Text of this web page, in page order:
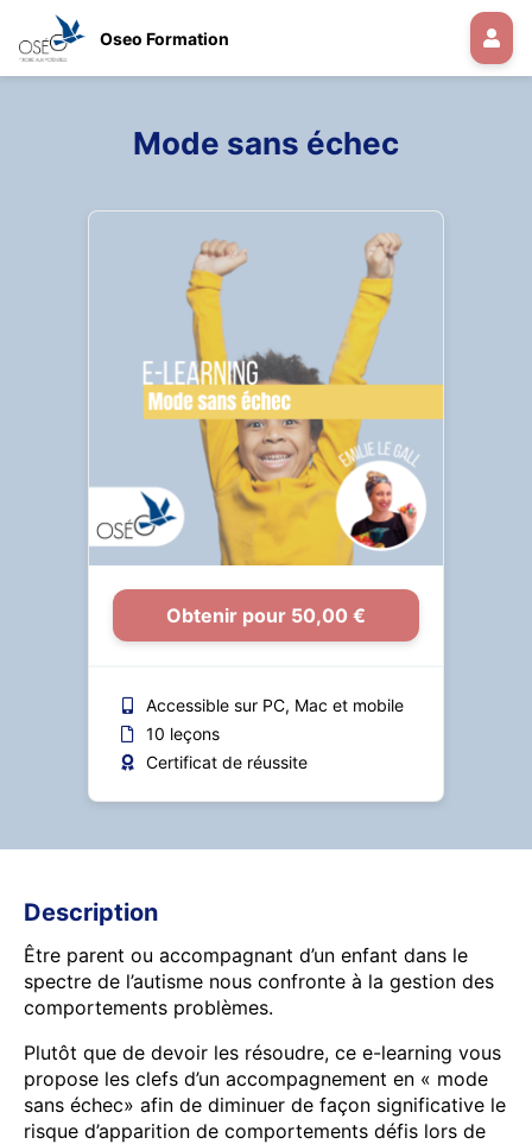
Oseo Formation
Mode sans échec
Obtenir pour 50,00 €
Accessible sur PC, Mac et mobile
10 leçons
Certificat de réussite
Description
Être parent ou accompagnant d’un enfant dans le
spectre de l’autisme nous confronte à la gestion des
comportements problèmes.
Plutôt que de devoir les résoudre, ce e-learning vous
propose les clefs d’un accompagnement en « mode
sans échec» afin de diminuer de façon significative le
risque d’apparition de comportements défis lors de